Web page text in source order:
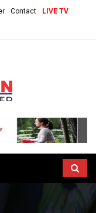
Contact LIVE TV